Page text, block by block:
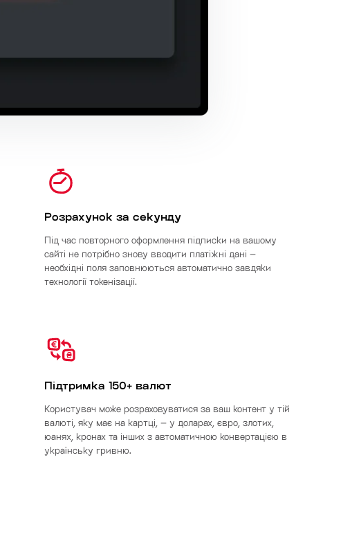
Розрахунок за секунду
Під час повторного оформлення підписки на вашому
сайті не потрібно знову вводити платіжні дані –
необхідні поля заповнюються автоматично завдяки
технології токенізації.
Підтримка 150+ валют
Користувач може розраховуватися за ваш контент у тій
валюті, яку має на картці, – у доларах, євро, злотих,
юанях, кронах та інших з автоматичною конвертацією в
українську гривню.